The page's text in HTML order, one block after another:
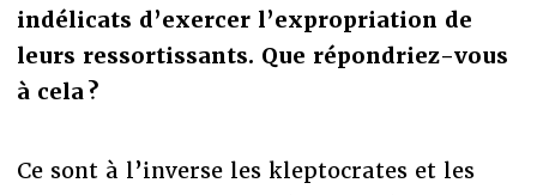
indélicats d’exercer l’expropriation de
leurs ressortissants. Que répondriez-vous
à cela ?
Ce sont à l’inverse les kleptocrates et les